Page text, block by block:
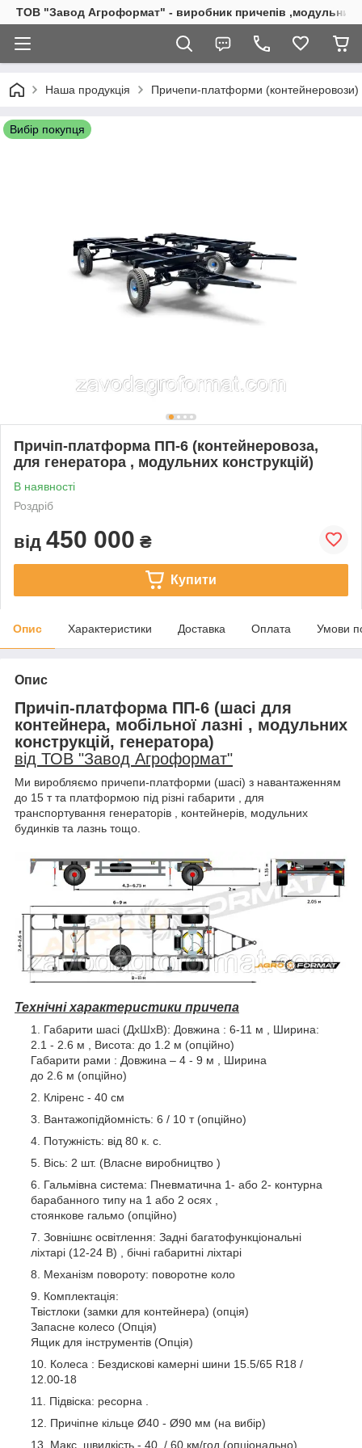
ТОВ "Завод Агроформат" - виробник причепів ,модульних
Наша продукція Причепи-платформи (контейнеровози)
Вибір покупця
Причіп-платформа ПП-6 (контейнеровоза,
для генератора , модульних конструкцій)
В наявності
Роздріб
від 450 000 ₴
Купити
Опис Характеристики Доставка Оплата Умови
Опис
Причіп-платформа ПП-6 (шасі для
контейнера, мобільної лазні , модульних
конструкцій, генератора)
від ТОВ "Завод Агроформат"
Ми виробляємо причепи-платформи (шасі) з навантаженням
до 15 т та платформою під різні габарити , для
транспортування генераторів , контейнерів, модульних
будинків та лазнь тощо.
Технічні характеристики причепа
Габарити шасі (ДхШхВ): Довжина : 6-11 м , Ширина:
2.1 - 2.6 м , Висота: до 1.2 м (опційно)
Габарити рами : Довжина – 4 - 9 м , Ширина
до 2.6 м (опційно)
Кліренс - 40 см
Вантажопідйомність: 6 / 10 т (опційно)
Потужність: від 80 к. с.
Вісь: 2 шт. (Власне виробництво )
Гальмівна система: Пневматична 1- або 2- контурна
барабанного типу на 1 або 2 осях ,
стоянкове гальмо (опційно)
Зовнішнє освітлення: Задні багатофункціональні
ліхтарі (12-24 В) , бічні габаритні ліхтарі
Механізм повороту: поворотне коло
Комплектація:
Твістлоки (замки для контейнера) (опція)
Запасне колесо (Опція)
Ящик для інструментів (Опція)
Колеса : Бездискові камерні шини 15.5/65 R18 /
12.00-18
Підвіска: ресорна .
Причіпне кільце Ø40 - Ø90 мм (на вибір)
Макс. швидкість - 40 / 60 км/год (опціонально)